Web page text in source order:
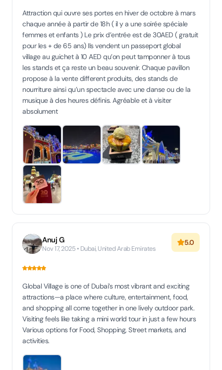
Attraction qui ouvre ses portes en hiver de octobre à mars
chaque année à partir de 18h ( il y a une soirée spéciale
femmes et enfants ) Le prix d’entrée est de 30AED ( gratuit
pour les + de 65 ans) Ils vendent un passeport global
village au guichet à 10 AED qu’on peut tamponner à tous
les stands et ça reste un beau souvenir. Chaque pavillon
propose à la vente different produits, des stands de
nourriture ainsi qu’un spectacle avec une danse ou de la
musique à des heures définis. Agréable et à visiter
absolument
Anuj G
Nov 17, 2025 • Dubai, United Arab Emirates
5.0
Global Village is one of Dubai’s most vibrant and exciting
attractions—a place where culture, entertainment, food,
and shopping all come together in one lively outdoor park.
Visiting feels like taking a mini world tour in just a few hours
Various options for Food, Shopping, Street markets, and
activities.